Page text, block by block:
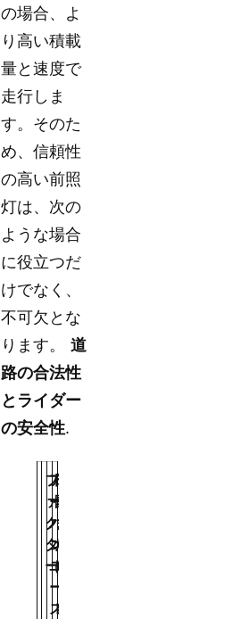
の場合、よ
り高い積載
量と速度で
走行しま
す。そのた
め、信頼性
の高い前照
灯は、次の
ような場合
に役立つだ
けでなく、
不可欠とな
ります。道
路の合法性
とライダー
の安全性.
フ
ァ
ク
タ
ー
ア
ー
バ
ン
ユ
ー
ス
田
園
ま
た
は
ト
レ